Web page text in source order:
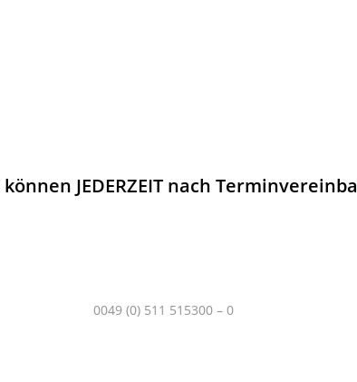
können JEDERZEIT nach
0049 (0) 511 515300 – 0